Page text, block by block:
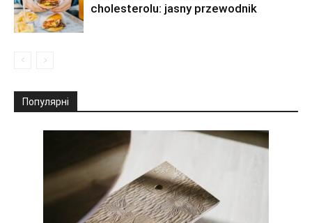
cholesterolu: jasny przewodnik
Популярні